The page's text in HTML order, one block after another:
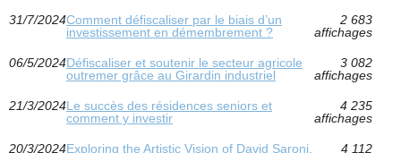
31/7/2024Comment défiscaliser par le biais d’un
investissement en démembrement ?
2 683
affichages
06/5/2024Défiscaliser et soutenir le secteur agricole
outremer grâce au Girardin industriel
3 082
affichages
21/3/2024Le succès des résidences seniors et
comment y investir
4 235
affichages
20/3/2024Exploring the Artistic Vision of David Saroni,
4 112